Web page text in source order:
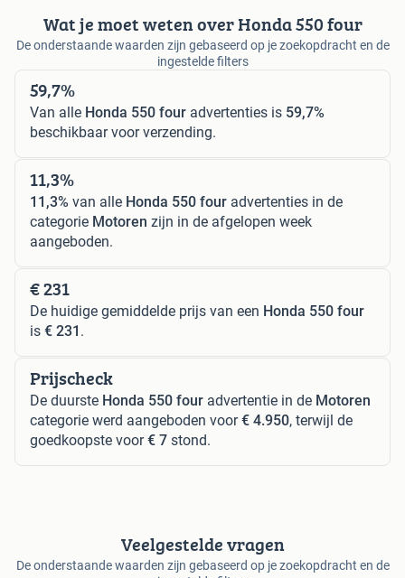
Wat je moet weten over Honda 550 four
De onderstaande waarden zijn gebaseerd op je zoekopdracht en de
ingestelde filters
59,7%
Van alle Honda 550 four advertenties is 59,7%
beschikbaar voor verzending.
11,3%
11,3% van alle Honda 550 four advertenties in de
categorie Motoren zijn in de afgelopen week
aangeboden.
€ 231
De huidige gemiddelde prijs van een Honda 550 four
is € 231 .
Prijscheck
De duurste Honda 550 four advertentie in de Motoren
categorie werd aangeboden voor€ 4.950, terwijl de
goedkoopste voor€ 7 stond.
Veelgestelde vragen
De onderstaande waarden zijn gebaseerd op je zoekopdracht en de